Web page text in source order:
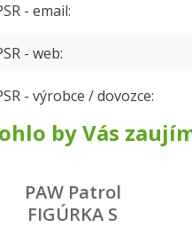
- email
- web
- výrobce / dovozce
by Vás
PAW Patrol
FIGÚRKA S